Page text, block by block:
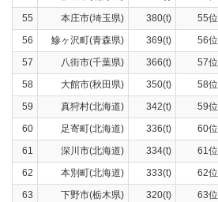
55
本庄市(埼玉県) 380(t) 55位
56
鰺ヶ沢町(青森県) 369(t) 56位
57
八街市(千葉県) 366(t) 57位
58
大館市(秋田県) 350(t) 58位
59
真狩村(北海道) 342(t) 59位
60
足寄町(北海道) 336(t) 60位
61
深川市(北海道) 334(t) 61位
62
本別町(北海道) 333(t) 62位
63
下野市(栃木県) 320(t) 63位